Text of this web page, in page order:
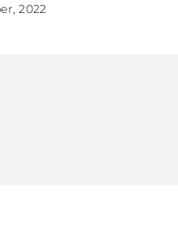
2022